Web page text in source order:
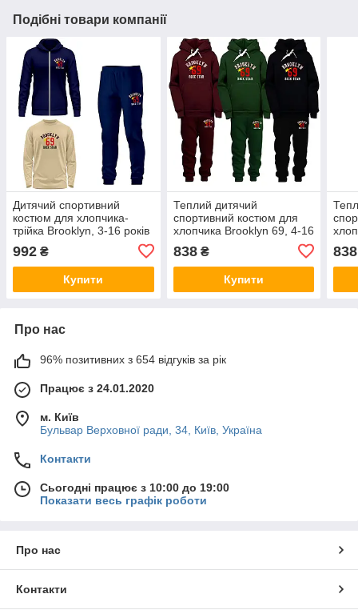
Подібні товари компанії
Дитячий спортивний
костюм для хлопчика-
трійка Brooklyn, 3-16 років
992 ₴
Купити
Теплий дитячий
спортивний костюм для
хлопчика Brooklyn 69, 4-16
838₴
Купити
838
Про нас
96% позитивних з 654 відгуків за рік
Працює з 24.01.2020
м. Київ
Бульвар Верховної ради, 34, Київ, Україна
Контакти
Сьогодні працює з 10:00 до 19:00
Показати весь графік роботи
Про нас
Контакти